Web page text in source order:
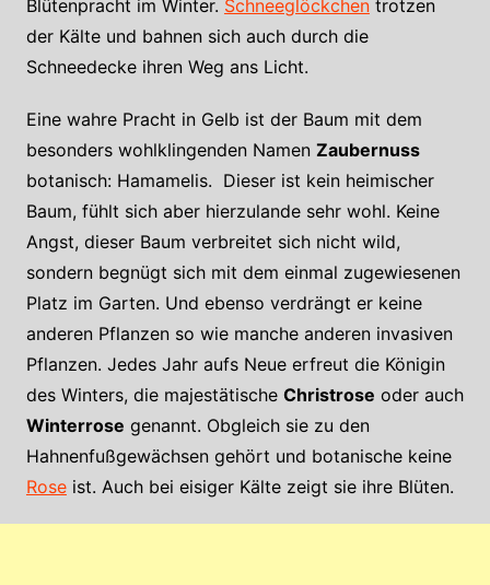
Blütenpracht im Winter. Schneeglöckchentrotzen
der Kälte und bahnen sich auch durch die
Schneedecke ihren Weg ans Licht.
Eine wahre Pracht in Gelb ist der Baum mit dem
besonders wohlklingenden Namen Zaubernuss
botanisch: Hamamelis. Dieser ist kein heimischer
Baum, fühlt sich aber hierzulande sehr wohl. Keine
Angst, dieser Baum verbreitet sich nicht wild,
sondern begnügt sich mit dem einmal zugewiesenen
Platz im Garten. Und ebenso verdrängt er keine
anderen Pflanzen so wie manche anderen invasiven
Pflanzen. Jedes Jahr aufs Neue erfreut die Königin
des Winters, die majestätische Christrose oder auch
Winterrose genannt. Obgleich sie zu den
Hahnenfußgewächsen gehört und botanische keine
Roseist. Auch bei eisiger Kälte zeigt sie ihre Blüten.